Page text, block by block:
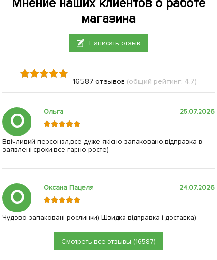
Мнение наших клиентов о работе
магазина
Написать отзыв
16587 отзывов (общий рейтинг: 4.7)
О Ольга 25.07.2026
Ввічливий персонал,все дуже якісно запаковано,відправка в
заявлені сроки,все гарно росте)
О Оксана Пацеля 24.07.2026
Чудово запаковані рослинки) Швидка відправка і доставка)
Смотреть все отзывы (16587)